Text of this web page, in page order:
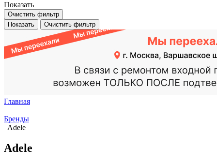
Показать
Очистить фильтр
Показать
Очистить фильтр
Главная
Бренды
Adele
Adele